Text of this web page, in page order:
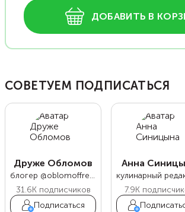
ДОБАВИТЬ В
СОВЕТУЕМ ПОДПИСАТЬСЯ
Друже Обломов
блогер @oblomoffrecipe
31.6Kподписчиков
Подписаться
Анна
7.9K